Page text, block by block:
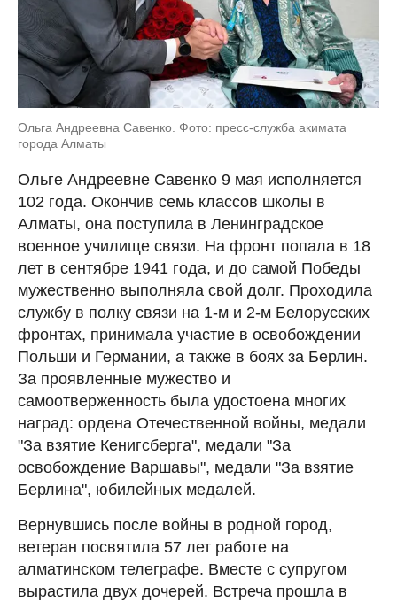
Ольга Андреевна Савенко. Фото: пресс-служба акимата
города Алматы
Ольге Андреевне Савенко 9 мая исполняется
102 года. Окончив семь классов школы в
Алматы, она поступила в Ленинградское
военное училище связи. На фронт попала в 18
лет в сентябре 1941 года, и до самой Победы
мужественно выполняла свой долг. Проходила
службу в полку связи на 1-м и 2-м Белорусских
фронтах, принимала участие в освобождении
Польши и Германии, а также в боях за Берлин.
За проявленные мужество и
самоотверженность была удостоена многих
наград: ордена Отечественной войны, медали
"За взятие Кенигсберга", медали "За
освобождение Варшавы", медали "За взятие
Берлина", юбилейных медалей.
Вернувшись после войны в родной город,
ветеран посвятила 57 лет работе на
алматинском телеграфе. Вместе с супругом
вырастила двух дочерей. Встреча прошла в